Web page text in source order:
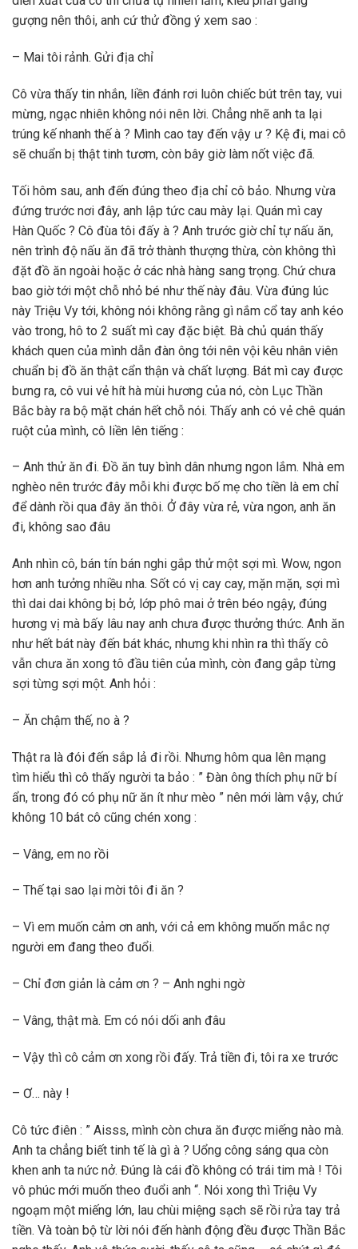
gượng nên thôi, anh cứ thử đồng ý xem sao :
– Mai tôi rảnh. Gửi địa chỉ
Cô vừa thấy tin nhắn, liền đánh rơi luôn chiếc bút trên tay, vui
mừng, ngạc nhiên không nói nên lời. Chẳng nhẽ anh ta lại
trúng kế nhanh thế à ? Mình cao tay đến vậy ư ? Kệ đi, mai cô
sẽ chuẩn bị thật tinh tươm, còn bây giờ làm nốt việc đã.
Tối hôm sau, anh đến đúng theo địa chỉ cô bảo. Nhưng vừa
đứng trước nơi đây, anh lập tức cau mày lại. Quán mì cay
Hàn Quốc ? Cô đùa tôi đấy à ? Anh trước giờ chỉ tự nấu ăn,
nên trình độ nấu ăn đã trở thành thượng thừa, còn không thì
đặt đồ ăn ngoài hoặc ở các nhà hàng sang trọng. Chứ chưa
bao giờ tới một chỗ nhỏ bé như thế này đâu. Vừa đúng lúc
này Triệu Vy tới, không nói không rằng gì nắm cổ tay anh kéo
vào trong, hô to 2 suất mì cay đặc biệt. Bà chủ quán thấy
khách quen của mình dẫn đàn ông tới nên vội kêu nhân viên
chuẩn bị đồ ăn thật cẩn thận và chất lượng. Bát mì cay được
bưng ra, cô vui vẻ hít hà mùi hương của nó, còn Lục Thần
Bắc bày ra bộ mặt chán hết chỗ nói. Thấy anh có vẻ chê quán
ruột của mình, cô liền lên tiếng :
– Anh thử ăn đi. Đồ ăn tuy bình dân nhưng ngon lắm. Nhà em
nghèo nên trước đây mỗi khi được bố mẹ cho tiền là em chỉ
để dành rồi qua đây ăn thôi. Ở đây vừa rẻ, vừa ngon, anh ăn
đi, không sao đâu
Anh nhìn cô, bán tín bán nghi gắp thử một sợi mì. Wow, ngon
hơn anh tưởng nhiều nha. Sốt có vị cay cay, mặn mặn, sợi mì
thì dai dai không bị bở, lớp phô mai ở trên béo ngậy, đúng
hương vị mà bấy lâu nay anh chưa được thưởng thức. Anh ăn
như hết bát này đến bát khác, nhưng khi nhìn ra thì thấy cô
vẫn chưa ăn xong tô đầu tiên của mình, còn đang gắp từng
sợi từng sợi một. Anh hỏi :
– Ăn chậm thế, no à ?
Thật ra là đói đến sắp lả đi rồi. Nhưng hôm qua lên mạng
tìm hiểu thì cô thấy người ta bảo : ” Đàn ông thích phụ nữ bí
ẩn, trong đó có phụ nữ ăn ít như mèo ” nên mới làm vậy, chứ
không 10 bát cô cũng chén xong :
– Vâng, em no rồi
– Thế tại sao lại mời tôi đi ăn ?
– Vì em muốn cảm ơn anh, với cả em không muốn mắc nợ
người em đang theo đuổi.
– Chỉ đơn giản là cảm ơn ? – Anh nghi ngờ
– Vâng, thật mà. Em có nói dối anh đâu
– Vậy thì cô cảm ơn xong rồi đấy. Trả tiền đi, tôi ra xe trước
– Ơ… này !
Cô tức điên : ” Aisss, mình còn chưa ăn được miếng nào mà.
Anh ta chẳng biết tinh tế là gì à ? Uổng công sáng qua còn
khen anh ta nức nở. Đúng là cái đồ không có trái tim mà ! Tôi
vô phúc mới muốn theo đuổi anh “. Nói xong thì Triệu Vy
ngoạm một miếng lớn, lau chùi miệng sạch sẽ rồi rửa tay trả
tiền. Và toàn bộ từ lời nói đến hành động đều được Thần Bắc